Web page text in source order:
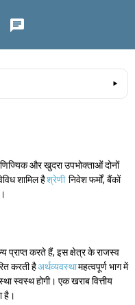
और खुदरा उपभोक्ताओं दोनों
शामिल हैश्रेणी निवेश फर्मों, बैंकों
प्राप्त करते हैं, इस क्षेत्र के राजस्व
करती हैअर्थव्यवस्थामहत्वपूर्ण भाग में
स्वस्थ होगी। एक खराब वित्तीय
है।